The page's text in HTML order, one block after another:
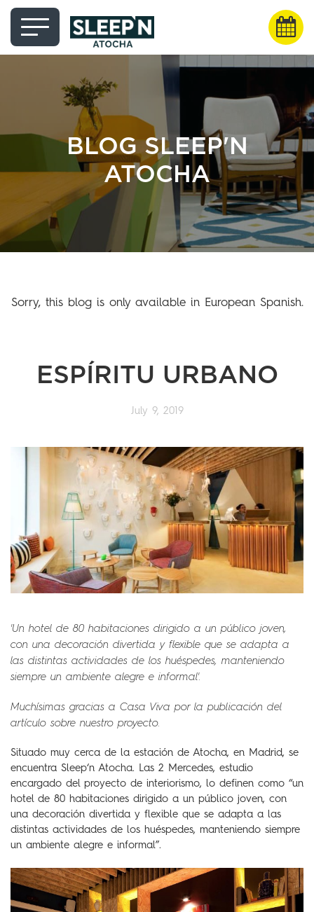
BLOG SLEEP'N
ATOCHA
Sorry, this blog is only available in European Spanish.
ESPÍRITU URBANO
July 9, 2019
'Un hotel de 80 habitaciones dirigido a un público joven,
con una decoración divertida y flexible que se adapta a
las distintas actividades de los huéspedes, manteniendo
siempre un ambiente alegre e informal'.
Muchísimas gracias a Casa Viva por la publicación del
artículo sobre nuestro proyecto.
Situado muy cerca de la estación de Atocha, en Madrid, se
encuentra Sleep‘n Atocha. Las 2 Mercedes, estudio
encargado del proyecto de interiorismo, lo definen como “un
hotel de 80 habitaciones dirigido a un público joven, con
una decoración divertida y flexible que se adapta a las
distintas actividades de los huéspedes, manteniendo siempre
un ambiente alegre e informal”.